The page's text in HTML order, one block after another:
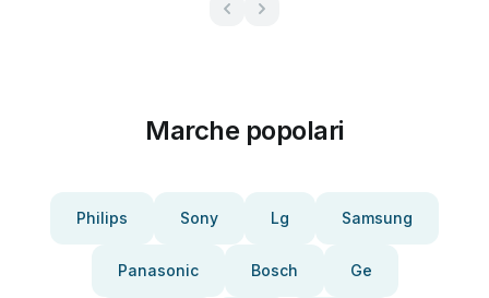
Marche popolari
Philips Sony Lg Samsung
Panasonic Bosch Ge